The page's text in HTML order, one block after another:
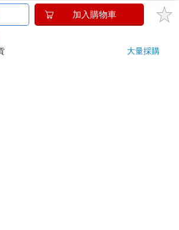
請您操作ATM! 如接獲電話要求您前往
聽從指示，以免受騙上當！
加入購物車
大量採購